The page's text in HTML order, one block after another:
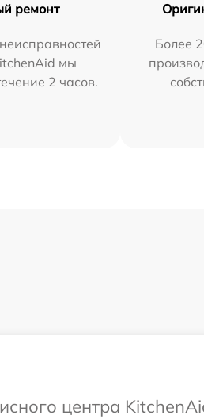
ремонт
мы
2 часов.
Более
центра